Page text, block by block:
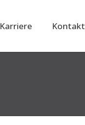
Karriere Kontakt